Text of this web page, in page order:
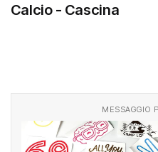
Calcio - Cascina
MESSAGGIO